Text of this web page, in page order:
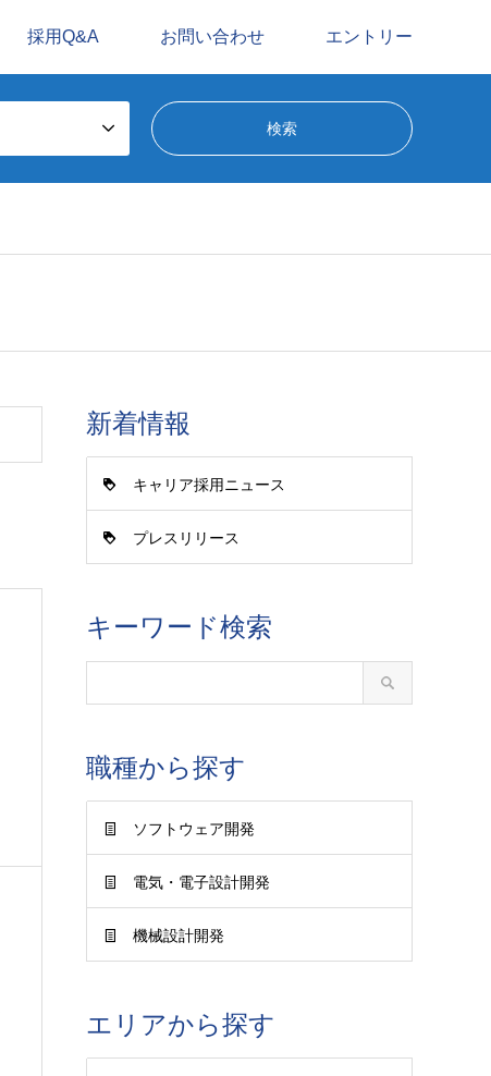
採用Q&A お問い合わせ エントリー
新着情報
キャリア採用ニュース
プレスリリース
キーワード検索
職種から探す
ソフトウェア開発
電気・電子設計開発
機械設計開発
エリアから探す